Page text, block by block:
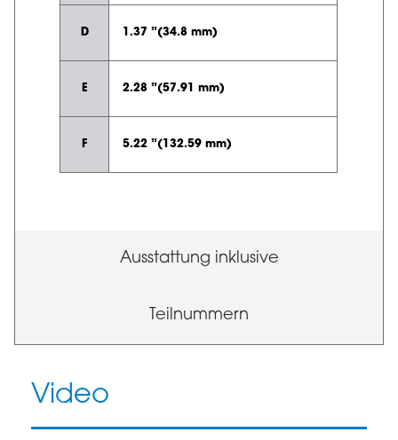
D 1.37 ”(34.8 mm)
E 2.28 ”(57.91 mm)
F 5.22 ”(132.59 mm)
Ausstattung inklusive
Teilnummern
Video